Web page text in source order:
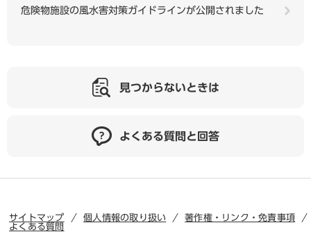
危険物施設の風水害対策ガイドラインが公開されました
見つからないときは
よくある質問と回答
サイトマップ 個人情報の取り扱い
著作権・リンク・免責事項
よくある質問